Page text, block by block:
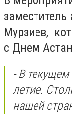
Мурзиев,
с Днем
- В текущем
летие.
нашей